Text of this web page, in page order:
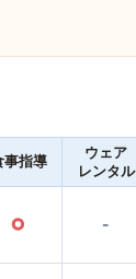
事指導
ウェア
レンタル
○ -